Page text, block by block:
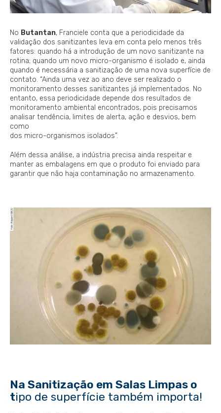
No Butantan, Franciele conta que a periodicidade da
validação dos sanitizantes leva em conta pelo menos três
fatores: quando há a introdução de um novo sanitizante na
rotina; quando um novo micro-organismo é isolado e, ainda
quando é necessária a sanitização de uma nova superfície de
contato. “Ainda uma vez ao ano deve ser realizado o
monitoramento desses sanitizantes já implementados. No
entanto, essa periodicidade depende dos resultados de
monitoramento ambiental encontrados, pois precisamos
analisar tendência, limites de alerta, ação e desvios, bem
como
dos micro-organismos isolados”.
Além dessa análise, a indústria precisa ainda respeitar e
manter as embalagens em que o produto foi enviado para
garantir que não haja contaminação no armazenamento.
Na Sanitização em Salas Limpas o
tipo de superfície também importa!